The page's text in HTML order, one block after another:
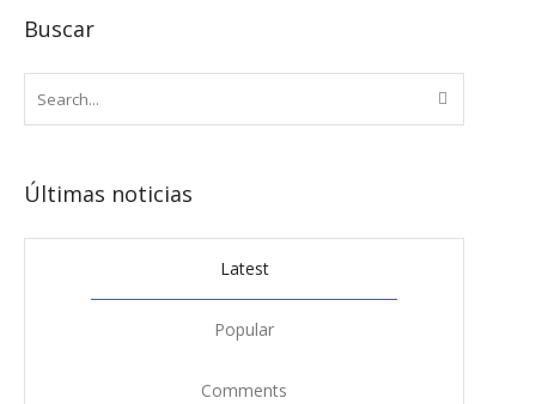
Buscar
Últimas noticias
Latest
Popular
Comments